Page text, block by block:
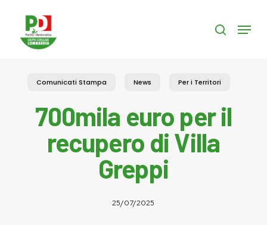
content
search
Menu
Comunicati Stampa News Per i Territori
700mila euro per il
recupero di Villa
Greppi
25/07/2025